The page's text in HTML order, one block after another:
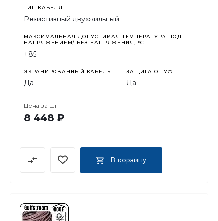
ТИП КАБЕЛЯ
Резистивный двухжильный
МАКСИМАЛЬНАЯ ДОПУСТИМАЯ ТЕМПЕРАТУРА ПОД
НАПРЯЖЕНИЕМ/ БЕЗ НАПРЯЖЕНИЯ, °C
+85
ЭКРАНИРОВАННЫЙ КАБЕЛЬ
Да
ЗАЩИТА ОТ УФ
Да
Цена за шт
8 448 ₽
В корзину